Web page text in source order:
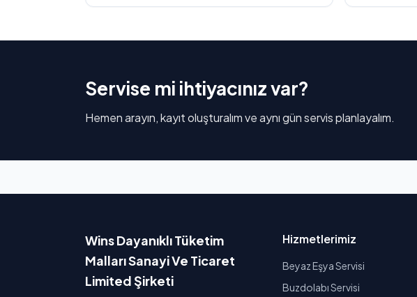
Servise mi ihtiyacınız var?
Hemen arayın, kayıt oluşturalım ve aynı gün servis planlayalım.
Wins Dayanıklı Tüketim
Malları Sanayi Ve Ticaret
Limited Şirketi
Hizmetlerimiz
Beyaz Eşya Servisi
Buzdolabı Servisi